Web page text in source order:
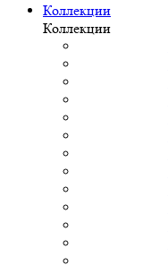
Коллекции
Коллекции